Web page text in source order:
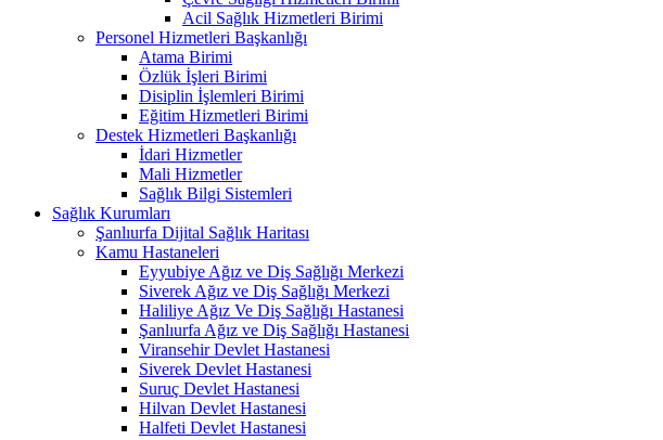
Acil Sağlık Hizmetleri Birimi
Personel Hizmetleri Başkanlığı
Atama Birimi
Özlük İşleri Birimi
Disiplin İşlemleri Birimi
Eğitim Hizmetleri Birimi
Destek Hizmetleri Başkanlığı
İdari Hizmetler
Mali Hizmetler
Sağlık Bilgi Sistemleri
Sağlık Kurumları
Şanlıurfa Dijital Sağlık Haritası
Kamu Hastaneleri
Eyyubiye Ağız ve Diş Sağlığı Merkezi
Siverek Ağız ve Diş Sağlığı Merkezi
Haliliye Ağız Ve Diş Sağlığı Hastanesi
Şanlıurfa Ağız ve Diş Sağlığı Hastanesi
Viransehir Devlet Hastanesi
Siverek Devlet Hastanesi
Suruç Devlet Hastanesi
Hilvan Devlet Hastanesi
Halfeti Devlet Hastanesi